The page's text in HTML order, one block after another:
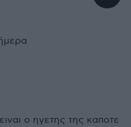
ο ηγετης της καποτε